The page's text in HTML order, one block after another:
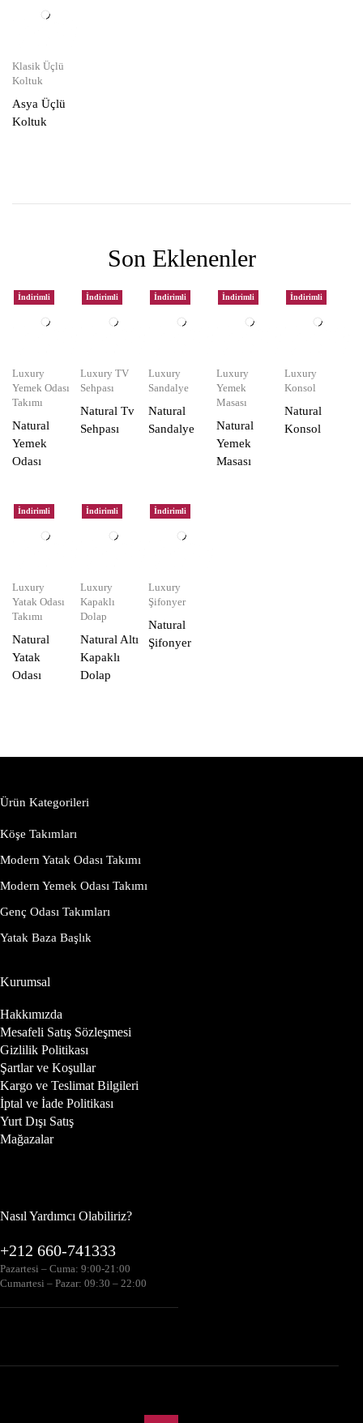
Klasik Üçlü
Koltuk
Asya Üçlü
Koltuk
Son Eklenenler
İndirimli
Luxury
Yemek Odası
Takımı
Natural
Yemek
Odası
İndirimli
Luxury TV
Sehpası
Natural Tv
Sehpası
İndirimli
Luxury
Sandalye
Natural
Sandalye
İndirimli
Luxury
Yemek
Masası
Natural
Yemek
Masası
İndirimli
Luxury
Konsol
Natural
Konsol
İndirimli
Luxury
Yatak Odası
Takımı
Natural
Yatak
Odası
İndirimli
Luxury
Kapaklı
Dolap
Natural Altı
Kapaklı
Dolap
İndirimli
Luxury
Şifonyer
Natural
Şifonyer
Ürün Kategorileri
Köşe Takımları
Modern Yatak Odası Takımı
Modern Yemek Odası Takımı
Genç Odası Takımları
Yatak Baza Başlık
Kurumsal
Hakkımızda
Mesafeli Satış Sözleşmesi
Gizlilik Politikası
Şartlar ve Koşullar
Kargo ve Teslimat Bilgileri
İptal ve İade Politikası
Yurt Dışı Satış
Mağazalar
Nasıl Yardımcı Olabiliriz?
+212 660-741333
Pazartesi – Cuma: 9:00-21:00
Cumartesi – Pazar: 09:30 – 22:00